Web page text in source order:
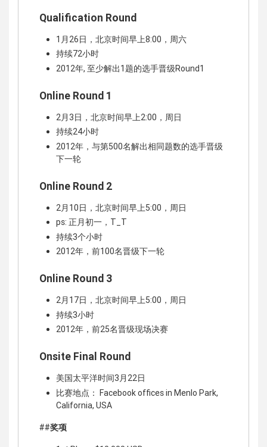
Qualification Round
1月26日，北京时间早上8:00，周六
持续72小时
2012年, 至少解出1题的选手晋级Round1
Online Round 1
2月3日，北京时间早上2:00，周日
持续24小时
2012年，与第500名解出相同题数的选手晋级
下一轮
Online Round 2
2月10日，北京时间早上5:00，周日
ps: 正月初一，T_T
持续3个小时
2012年，前100名晋级下一轮
Online Round 3
2月17日，北京时间早上5:00，周日
持续3小时
2012年，前25名晋级现场决赛
Onsite Final Round
美国太平洋时间3月22日
比赛地点： Facebook offices in Menlo Park,
California, USA
##奖项